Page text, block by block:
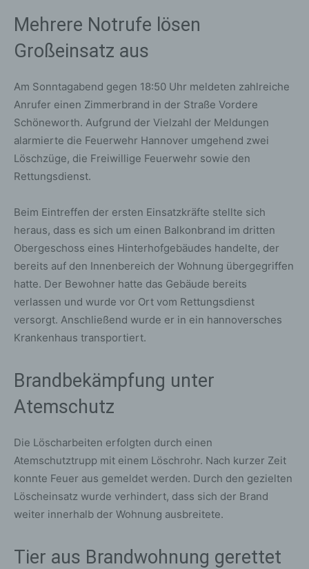
Mehrere Notrufe lösen
Großeinsatz aus
Am Sonntagabend gegen 18:50 Uhr meldeten zahlreiche
Anrufer einen Zimmerbrand in der Straße Vordere
Schöneworth. Aufgrund der Vielzahl der Meldungen
alarmierte die Feuerwehr Hannover umgehend zwei
Löschzüge, die Freiwillige Feuerwehr sowie den
Rettungsdienst.
Beim Eintreffen der ersten Einsatzkräfte stellte sich
heraus, dass es sich um einen Balkonbrand im dritten
Obergeschoss eines Hinterhofgebäudes handelte, der
bereits auf den Innenbereich der Wohnung übergegriffen
hatte. Der Bewohner hatte das Gebäude bereits
verlassen und wurde vor Ort vom Rettungsdienst
versorgt. Anschließend wurde er in ein hannoversches
Krankenhaus transportiert.
Brandbekämpfung unter
Atemschutz
Die Löscharbeiten erfolgten durch einen
Atemschutztrupp mit einem Löschrohr. Nach kurzer Zeit
konnte Feuer aus gemeldet werden. Durch den gezielten
Löscheinsatz wurde verhindert, dass sich der Brand
weiter innerhalb der Wohnung ausbreitete.
Tier aus Brandwohnung gerettet